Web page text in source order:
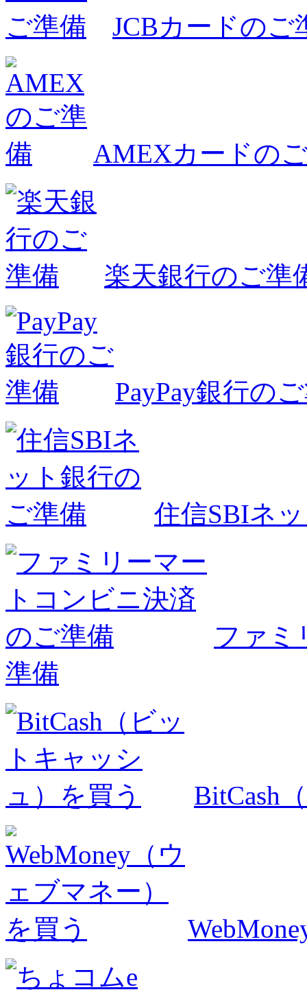
JCBカードのご
AMEXカードの
楽天銀行のご準
PayPay銀行の
住信SBIネ
ファミ
準備
BitCash